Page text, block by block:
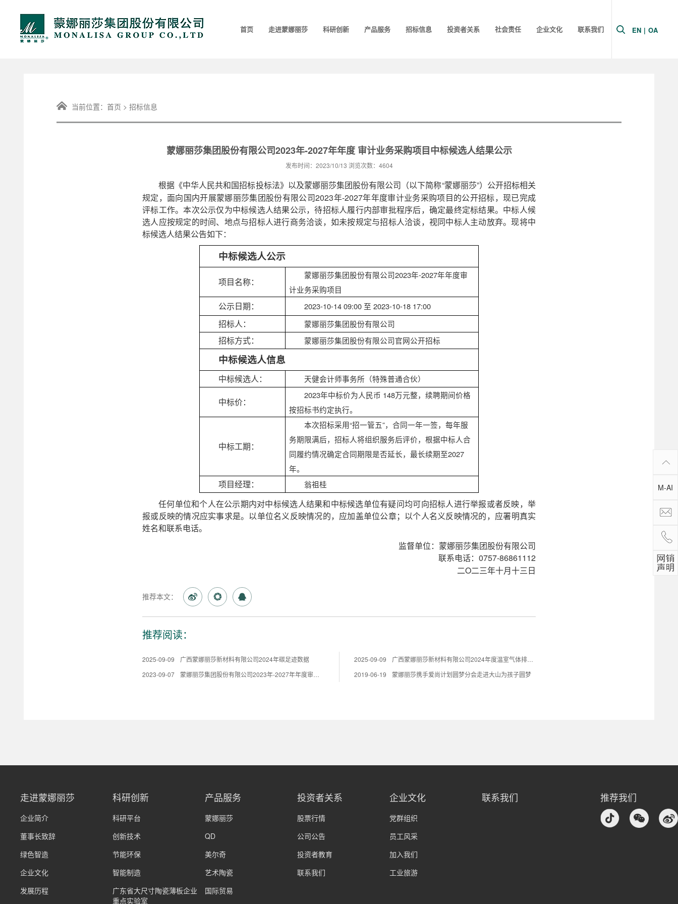
EN | OA
首页 走进蒙娜丽莎 科研创新 产品服务 招标信息 投资者关系 社会责任 企业文化 联系我们
当前位置： 首页 > 招标信息
蒙娜丽莎集团股份有限公司2023年-2027年年度 审计业务采购项目中标候选人结果公示
发布时间：2023/10/13 浏览次数：4604
根据《中华人民共和国招标投标法》以及蒙娜丽莎集团股份有限公司（以下简称“蒙娜丽莎”）公开招标相关
规定，面向国内开展蒙娜丽莎集团股份有限公司2023年-2027年年度审计业务采购项目的公开招标，现已完成
评标工作。本次公示仅为中标候选人结果公示，待招标人履行内部审批程序后，确定最终定标结果。中标人候
选人应按规定的时间、地点与招标人进行商务洽谈，如未按规定与招标人洽谈，视同中标人主动放弃。现将中
标候选人结果公告如下：
中标候选人公示
项目名称：
蒙娜丽莎集团股份有限公司2023年-2027年年度审
计业务采购项目
公示日期： 2023-10-14 09:00 至 2023-10-18 17:00
招标人： 蒙娜丽莎集团股份有限公司
招标方式： 蒙娜丽莎集团股份有限公司官网公开招标
中标候选人信息
中标候选人： 天健会计师事务所（特殊普通合伙）
中标价：
2023年中标价为人民币 148万元整，续聘期间价格
按招标书约定执行。
中标工期：
本次招标采用“招一管五”，合同一年一签，每年服
务期限满后，招标人将组织服务后评价，根据中标人合
同履约情况确定合同期限是否延长，最长续期至2027
年。
项目经理： 翁祖桂
任何单位和个人在公示期内对中标候选人结果和中标候选单位有疑问均可向招标人进行举报或者反映，举
报或反映的情况应实事求是。以单位名义反映情况的，应加盖单位公章；以个人名义反映情况的，应署明真实
姓名和联系电话。
监督单位：蒙娜丽莎集团股份有限公司
联系电话： 0757-86861112
二O二三年十月十三日
推荐本文：
推荐阅读：
2025-09-09 广西蒙娜丽莎新材料有限公司2024年碳足迹数据 2025-09-09
2023-09-07
2019-06-19 蒙娜丽莎携手爱尚计划圆梦分会走进大山为孩子圆梦
走进蒙娜丽莎
企业简介
董事长致辞
绿色智造
企业文化
发展历程
科研创新
科研平台
创新技术
节能环保
智能制造
广东省大尺寸陶瓷薄板企业
重点实验室
产品服务
蒙娜丽莎
QD
美尔奇
艺术陶瓷
国际贸易
投资者关系
股票行情
公司公告
投资者教育
联系我们
企业文化
党群组织
员工风采
加入我们
工业旅游
联系我们 推荐我们
M-AI